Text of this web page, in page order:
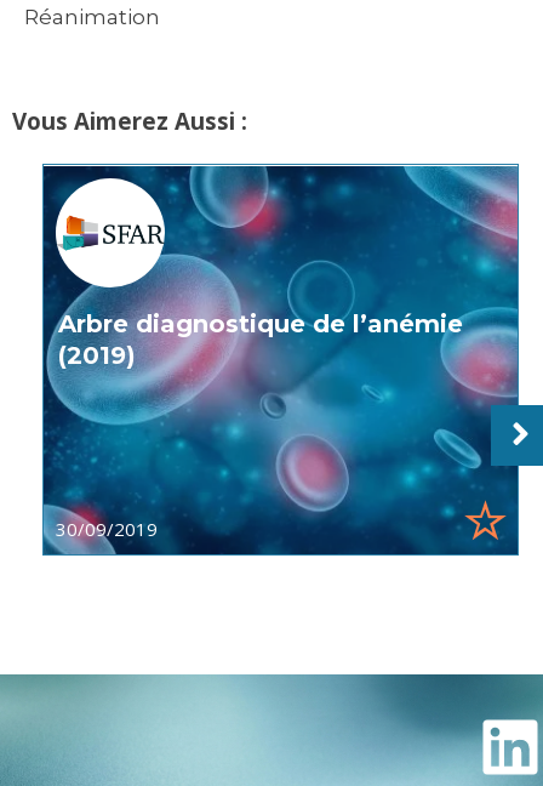
Réanimation
Vous Aimerez Aussi :
Arbre diagnostique de l’anémie
(2019)
30/09/2019